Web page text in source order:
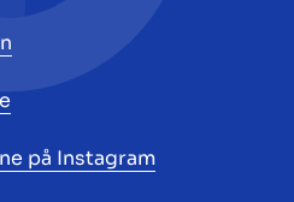
på Instagram